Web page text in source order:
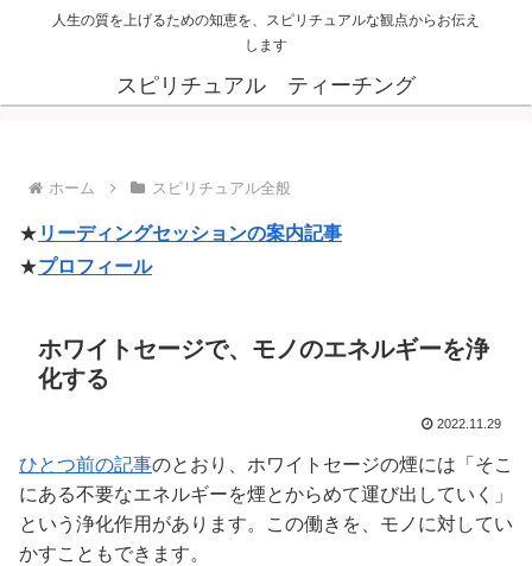
人生の質を上げるための知恵を、スピリチュアルな観点からお伝え
します
スピリチュアル ティーチング
ホーム スピリチュアル全般
★ リーディングセッションの案内記事
★プロフィール
ホワイトセージで、モノのエネルギーを浄
化する
2022.11.29
ひとつ前の記事のとおり、ホワイトセージの煙には「そこ
にある不要なエネルギーを煙とからめて運び出していく」
という浄化作用があります。この働きを、モノに対してい
かすこともできます。